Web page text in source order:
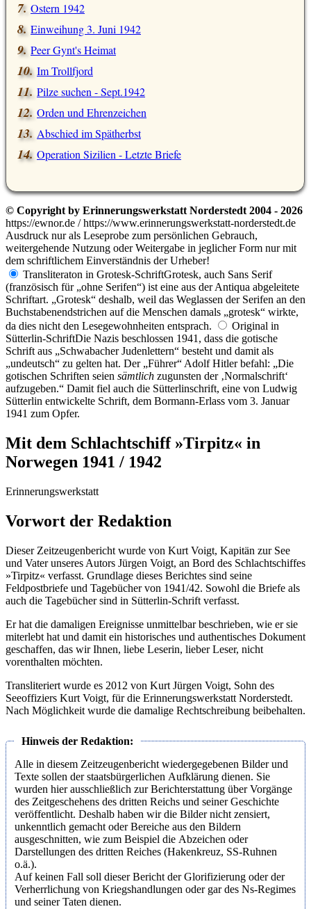
Ostern 1942
Einweihung 3. Juni 1942
Peer Gynt's Heimat
Im Trollfjord
Pilze suchen - Sept.1942
Orden und Ehrenzeichen
Abschied im Spätherbst
Operation Sizilien - Letzte Briefe
© Copyright by Erinnerungswerkstatt Norderstedt 2004 - 2026
https://ewnor.de / https://www.erinnerungswerkstatt-norderstedt.de
Ausdruck nur als Leseprobe zum persönlichen Gebrauch,
weitergehende Nutzung oder Weitergabe in jeglicher Form nur mit
dem schriftlichem Einverständnis der Urheber!
Transliteraton in Grotesk-SchriftGrotesk, auch Sans Serif
(französisch für ohne Serifen ) ist eine aus der Antiqua abgeleitete
Schriftart.
Grotesk
deshalb, weil das Weglassen der Serifen an den
Buchstabenendstrichen auf die Menschen damals
grotesk
wirkte,
da dies nicht den Lesegewohnheiten entsprach.
Original in
Sütterlin-SchriftDie Nazis beschlossen 1941, dass die gotische
Schrift aus
Schwabacher Judenlettern
besteht und damit als
undeutsch
zu gelten hat. Der Führer Adolf Hitler befahl:
Die
gotischen Schriften seien sämtlich zugunsten der Normalschrift
aufzugeben.
Damit fiel auch die Sütterlinschrift, eine von Ludwig
Sütterlin entwickelte Schrift, dem Bormann-Erlass vom 3. Januar
1941 zum Opfer.
Mit dem Schlachtschiff »Tirpitz« in
Norwegen 1941 / 1942
Erinnerungswerkstatt
Vorwort der Redaktion
Dieser Zeitzeugenbericht wurde von Kurt Voigt, Kapitän zur See
und Vater unseres Autors Jürgen Voigt, an Bord des Schlachtschiffes
»Tirpitz« verfasst. Grundlage dieses Berichtes sind seine
Feldpostbriefe und Tagebücher von 1941/42. Sowohl die Briefe als
auch die Tagebücher sind in Sütterlin-Schrift verfasst.
Er hat die damaligen Ereignisse unmittelbar beschrieben, wie er sie
miterlebt hat und damit ein historisches und authentisches Dokument
geschaffen, das wir Ihnen, liebe Leserin, lieber Leser, nicht
vorenthalten möchten.
Transliteriert wurde es 2012 von Kurt Jürgen Voigt, Sohn des
Seeoffiziers Kurt Voigt, für die Erinnerungswerkstatt Norderstedt.
Nach Möglichkeit wurde die damalige Rechtschreibung beibehalten.
Alle in diesem Zeitzeugenbericht wiedergegebenen Bilder und
Texte sollen der staatsbürgerlichen Aufklärung dienen. Sie
wurden hier ausschließlich zur Berichterstattung über Vorgänge
des Zeitgeschehens des dritten Reichs und seiner Geschichte
veröffentlicht. Deshalb haben wir die Bilder nicht zensiert,
unkenntlich gemacht oder Bereiche aus den Bildern
ausgeschnitten, wie zum Beispiel die Abzeichen oder
Darstellungen des dritten Reiches (Hakenkreuz, SS-Ruhnen
o.ä.).
Auf keinen Fall soll dieser Bericht der Glorifizierung oder der
Verherrlichung von Kriegshandlungen oder gar des Ns-Regimes
und seiner Taten dienen.